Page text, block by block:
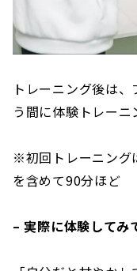
トレーニング後は
う間に体験トレーニ
※初回トレーニング
を含めて90分ほど
– 実際に体験してみ